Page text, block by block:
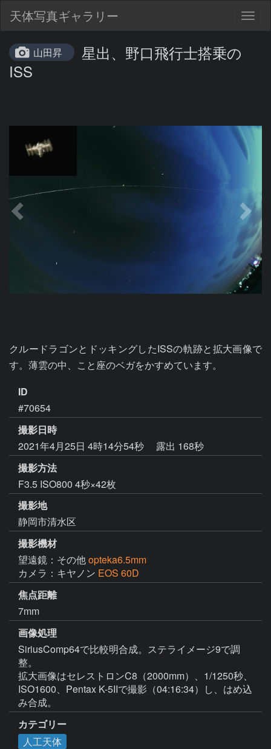
天体写真ギャラリー
山田昇
星出、野口飛行士搭乗の
ISS
クルードラゴンとドッキングしたISSの軌跡と拡大画像で
す。薄雲の中、こと座のベガをかすめています。
ID
#70654
撮影日時
2021年4月25日 4時14分54秒
露出 168秒
撮影方法
F3.5 ISO800 4秒×42枚
撮影地
静岡市清水区
撮影機材
望遠鏡：その他opteka6.5mm
カメラ：キヤノン EOS 60D
焦点距離
7mm
画像処理
SiriusComp64で比較明合成。ステライメージ9で調
整。
拡大画像はセレストロンC8（2000mm）、1/1250秒、
ISO1600、Pentax K-5IIで撮影（04:16:34）し、はめ込
み合成。
カテゴリー
人工天体